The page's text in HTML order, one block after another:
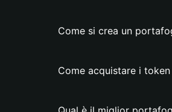
Come si crea un
Come acquistare i token